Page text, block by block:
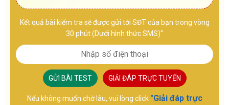
Kết quả bài kiểm tra sẽ được gửi tới SĐT của bạn trong vòng
30 phút (Dưới hình thức SMS)"
GỬI BÀI TEST GIẢI ĐÁP TRỰC TUYẾN
Nếu không muốn chờ lâu, vui lòng click "Giải đáp trực